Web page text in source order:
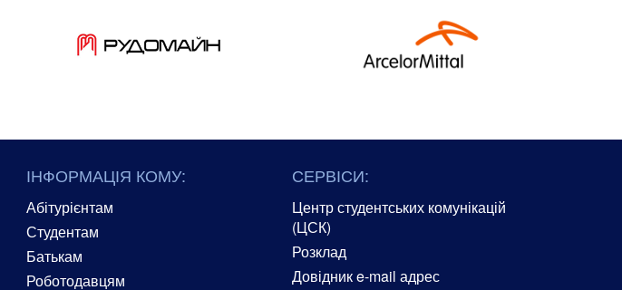
ІНФОРМАЦІЯ КОМУ:
Абітурієнтам
Студентам
Батькам
Роботодавцям
СЕРВІСИ:
Центр студентських комунікацій
(ЦСК)
Розклад
Довідник e-mail адрес